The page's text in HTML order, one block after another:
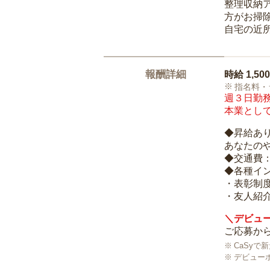
整理収納
方がお掃
自宅の近
報酬詳細 時給
指名料
週３日勤
本業とし
◆昇給あ
あなたの
◆交通費
◆各種イ
・表彰制
・友人紹
＼デビュ
ご応募か
CaSyで
デビュー